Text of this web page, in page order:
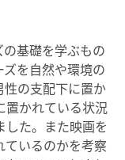
基礎を学ぶもの
を自然や環境の
の支配下に置か
置かれている状況
した。また映画を
ているのかを考察